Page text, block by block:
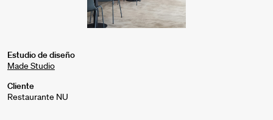
Estudio de diseño
Made Studio
Cliente
Restaurante NU